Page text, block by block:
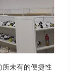
未有的便捷性